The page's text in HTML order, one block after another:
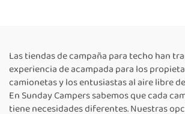
Las tiendas de campaña para techo han
experiencia de acampada para los
camionetas y los entusiastas al aire libre
En Sunday Campers sabemos que cada
tiene necesidades diferentes. Nuestras